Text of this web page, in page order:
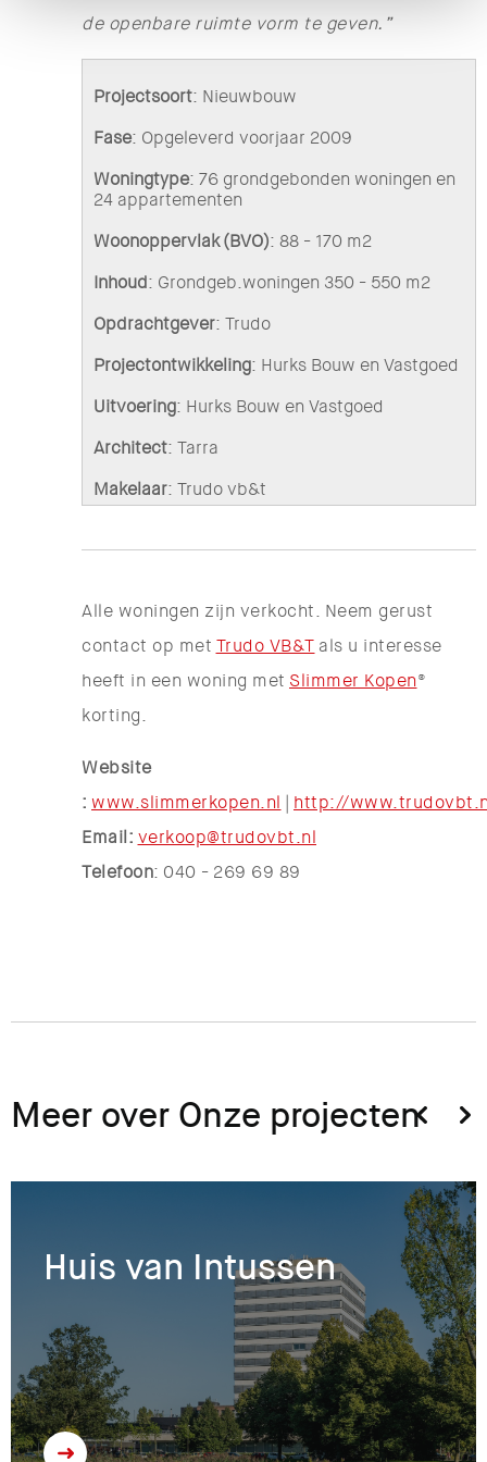
de openbare ruimte vorm te geven.”
Projectsoort: Nieuwbouw
Fase: Opgeleverd voorjaar 2009
Woningtype: 76 grondgebonden woningen en
24 appartementen
Woonoppervlak(BVO): 88 - 170 m2
Inhoud: Grondgeb.woningen 350 - 550 m2
Opdrachtgever: Trudo
Projectontwikkeling: Hurks Bouw en Vastgoed
Uitvoering: Hurks Bouw en Vastgoed
Architect: Tarra
Makelaar: Trudo vb&t
Alle woningen zijn verkocht. Neem gerust
contact op met Trudo VB&T als u interesse
heeft in een woning met Slimmer Kopen®
korting.
Website
: www.slimmerkopen.nl | http://
Email: verkoop@trudovbt.nl
Telefoon: 040 - 269 69 89
Meer over Onze projecten
Huis van Intussen